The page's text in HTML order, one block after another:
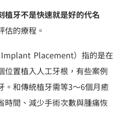
植牙不是快速就是好的代名
估的療程。
Placement）指的是在
位置植入人工牙根，有些案例
。和傳統植牙需等3～6個月癒
時間、減少手術次數與腫痛恢